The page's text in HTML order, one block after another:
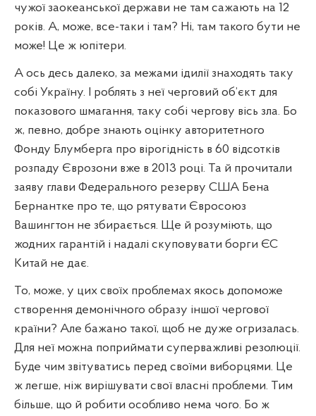
чужої заокеанської держави не там сажають на 12
років. А, може, все-таки і там? Ні, там такого бути не
може! Це ж юпітери.
А ось десь далеко, за межами ідилії знаходять таку
собі Україну. І роблять з неї черговий об’єкт для
показового шмагання, таку собі чергову вісь зла. Бо
ж, певно, добре знають оцінку авторитетного
Фонду Блумберга про вірогідність в 60 відсотків
розпаду Єврозони вже в 2013 році. Та й прочитали
заяву глави Федерального резерву США Бена
Бернантке про те, що рятувати Євросоюз
Вашингтон не збирається. Ще й розуміють, що
жодних гарантій і надалі скуповувати борги ЄС
Китай не дає.
То, може, у цих своїх проблемах якось допоможе
створення демонічного образу іншої чергової
країни? Але бажано такої, щоб не дуже огризалась.
Для неї можна поприймати суперважливі резолюції.
Буде чим звітуватись перед своїми виборцями. Це
ж легше, ніж вирішувати свої власні проблеми. Тим
більше, що й робити особливо нема чого. Бо ж